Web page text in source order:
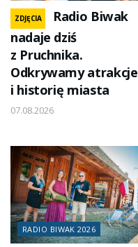
ZDJĘCIA
Radio Biwak
nadaje dziś
z Pruchnika.
Odkrywamy atrakcje
i historię miasta
07.08.2026
RADIO BIWAK 2026